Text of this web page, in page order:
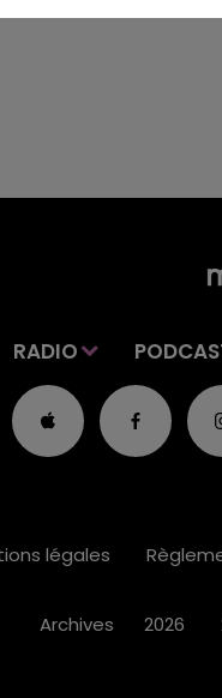
RADIO
légales
Archives 2026